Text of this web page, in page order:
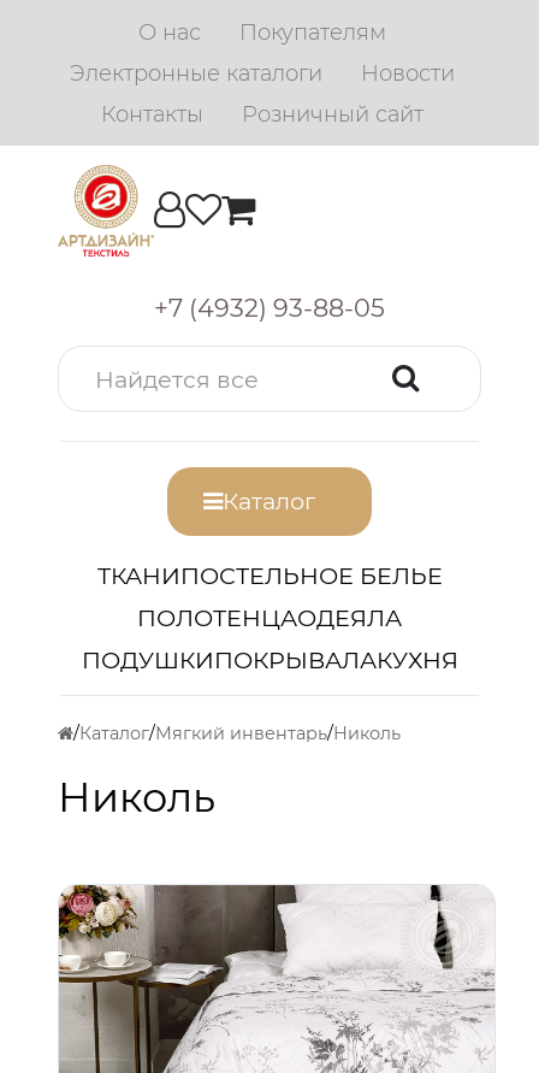
О нас
Покупателям
Электронные каталоги
Новости
Контакты
Розничный сайт
+7 (4932) 93-88-05
Каталог
ТКАНИПОСТЕЛЬНОЕ БЕЛЬЕ
ПОЛОТЕНЦАОДЕЯЛА
ПОДУШКИПОКРЫВАЛАКУХНЯ
Каталог Мягкий инвентарь Николь
Николь